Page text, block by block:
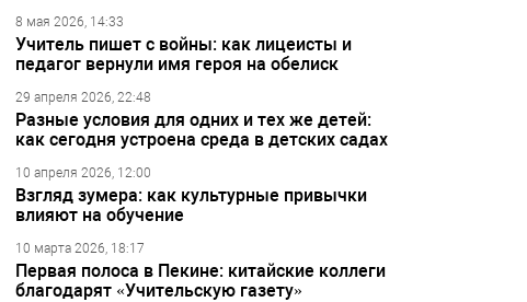
8 мая 2026, 14:33
Учитель пишет с войны: как лицеисты и
педагог вернули имя героя на обелиск
29 апреля 2026, 22:48
Разные условия для одних и тех же детей:
как сегодня устроена среда в детских садах
10 апреля 2026, 12:00
Взгляд зумера: как культурные привычки
влияют на обучение
10 марта 2026, 18:17
Первая полоса в Пекине: китайские коллеги
благодарят «Учительскую газету»